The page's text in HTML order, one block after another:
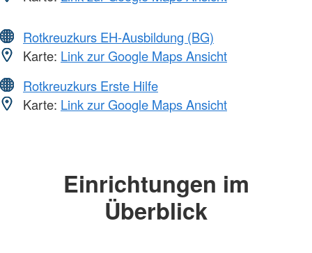
Rotkreuzkurs EH-Ausbildung (BG)
Karte: Link zur Google Maps Ansicht
Rotkreuzkurs Erste Hilfe
Karte: Link zur Google Maps Ansicht
Einrichtungen im
Überblick